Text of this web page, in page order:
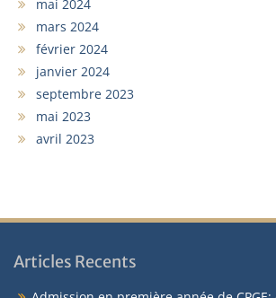
mai 2024
mars 2024
février 2024
janvier 2024
septembre 2023
mai 2023
avril 2023
Articles Recents